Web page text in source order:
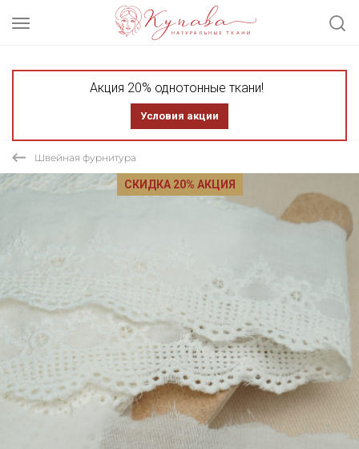
Акция 20% однотонные ткани!
Условия акции
Швейная фурнитура
СКИДКА 20% АКЦИЯ